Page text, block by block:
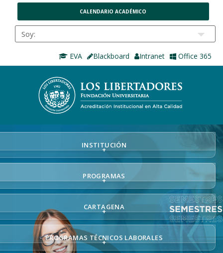
CALENDARIO ACADÉMICO
EVA Blackboard Intranet Office 365
INSTITUCIÓN
+
PROGRAMAS
+
CARTAGENA
+
PROGRAMAS TÉCNICOS LABORALES
+